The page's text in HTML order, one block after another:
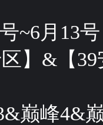
~6月13
区】&【
巅峰4&